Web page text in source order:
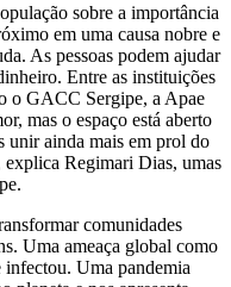
sobre a importância
em uma causa nobre e
As pessoas podem ajudar
Entre as instituições
o GACC Sergipe, a Apae
mas o espaço está aberto
unir ainda mais em prol do
explica Regimari Dias, umas
comunidades
Uma ameaça global como
Uma pandemia